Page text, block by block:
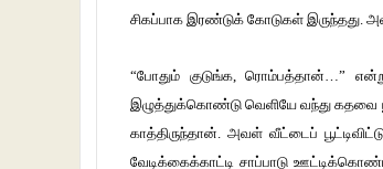
சிகப்பாக இரண்டுக் கோடுகள்
“போதும் குடுங்க, ரொம்பத்தான்…”
இழுத்துக்கொண்டு வெளியே வந்து
காத்திருந்தான். அவள் வீட்டைப்
வேடிக்கைக்காட்டி சாப்பாடு